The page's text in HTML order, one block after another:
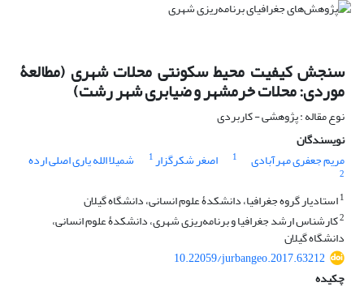
سنجش کیفیت محیط سکونتی محلات شهری (مطالعۀ
موردی: محلات خرمشهر و ضیابری شهر رشت)
نوع مقاله : پژوهشی - کاربردی
نویسندگان
مریم جعفری مهرآبادی
1 اصغر شکرگزار1 شمیلا الله یاری اصلی ارده
2
1استادیار گروه جغرافیا، دانشکدۀ علوم انسانی، دانشگاه گیلان
2کارشناس ارشد جغرافیا و برنامه‌ریزی شهری، دانشکدۀ علوم انسانی،
دانشگاه گیلان
10.22059/jurbangeo.2017.63212
چکیده